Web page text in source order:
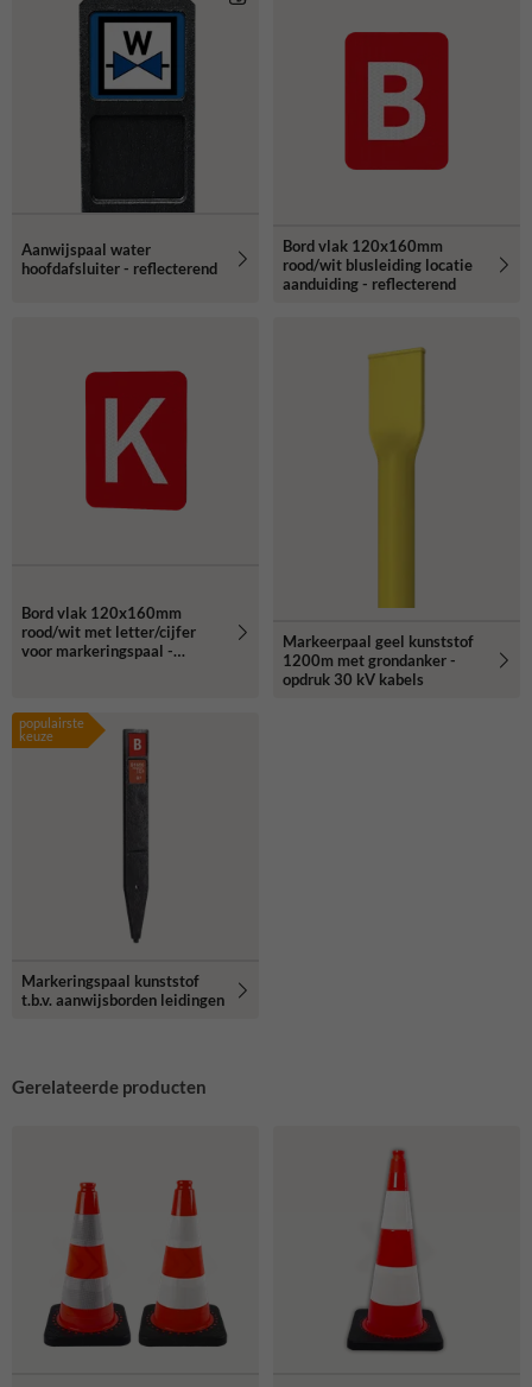
Aanwijspaal water
hoofdafsluiter - reflecterend
Bord vlak 120x160mm
rood/wit blusleiding locatie
aanduiding - reflecterend
Bord vlak 120x160mm
rood/wit met letter/cijfer
voor markeringspaal -
Markeerpaal geel kunststof
1200m met grondanker -
opdruk 30 kV kabels
populairste
keuze
Markeringspaal kunststof
t.b.v. aanwijsborden leidingen
Gerelateerde producten